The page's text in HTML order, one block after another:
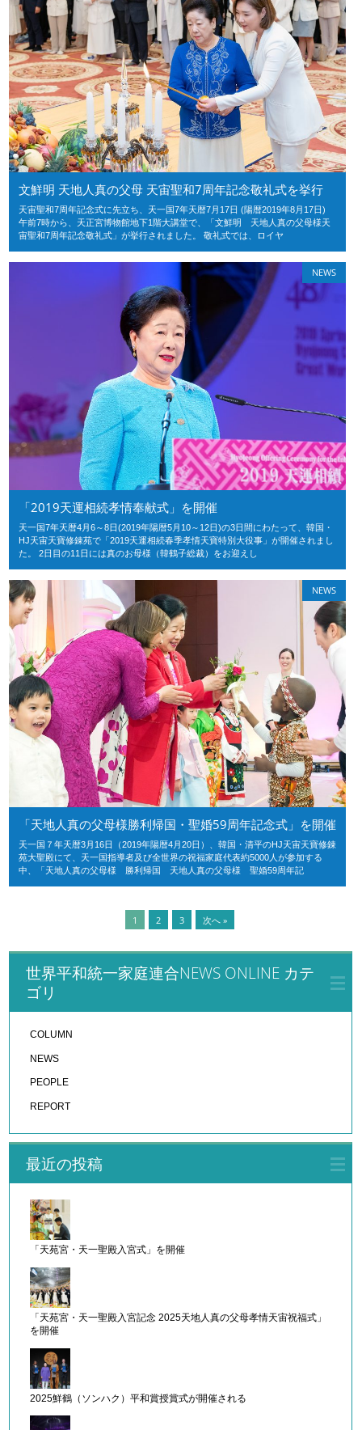
文鮮明 天地人真の父母 天宙聖和7周年記念敬礼式を挙行
天宙聖和7周年記念式に先立ち、天一国7年天暦7月17日 (陽暦2019年8月17日)
午前7時から、天正宮博物館地下1階大講堂で、「文鮮明 天地人真の父母様天
宙聖和7周年記念敬礼式」が挙行されました。 敬礼式では、ロイヤ
NEWS
「2019天運相続孝情奉献式」を開催
天一国7年天暦4月6～8日(2019年陽暦5月10～12日)の3日間にわたって、韓国・
HJ天宙天寶修錬苑で「2019天運相続春季孝情天寶特別大役事」が開催されまし
た。 2日目の11日には真のお母様（韓鶴子総裁）をお迎えし
NEWS
「天地人真の父母様勝利帰国・聖婚59周年記念式」を開催
天一国７年天暦3月16日（2019年陽暦4月20日）、韓国・清平のHJ天宙天寶修錬
苑大聖殿にて、天一国指導者及び全世界の祝福家庭代表約5000人が参加する
中、「天地人真の父母様 勝利帰国 天地人真の父母様 聖婚59周年記
1 2 3 次へ »
世界平和統一家庭連合NEWS ONLINE カテ
ゴリ
COLUMN
NEWS
PEOPLE
REPORT
最近の投稿
「天苑宮・天一聖殿入宮式」を開催
「天苑宮・天一聖殿入宮記念 2025天地人真の父母孝情天宙祝福式」
を開催
2025鮮鶴（ソンハク）平和賞授賞式が開催される